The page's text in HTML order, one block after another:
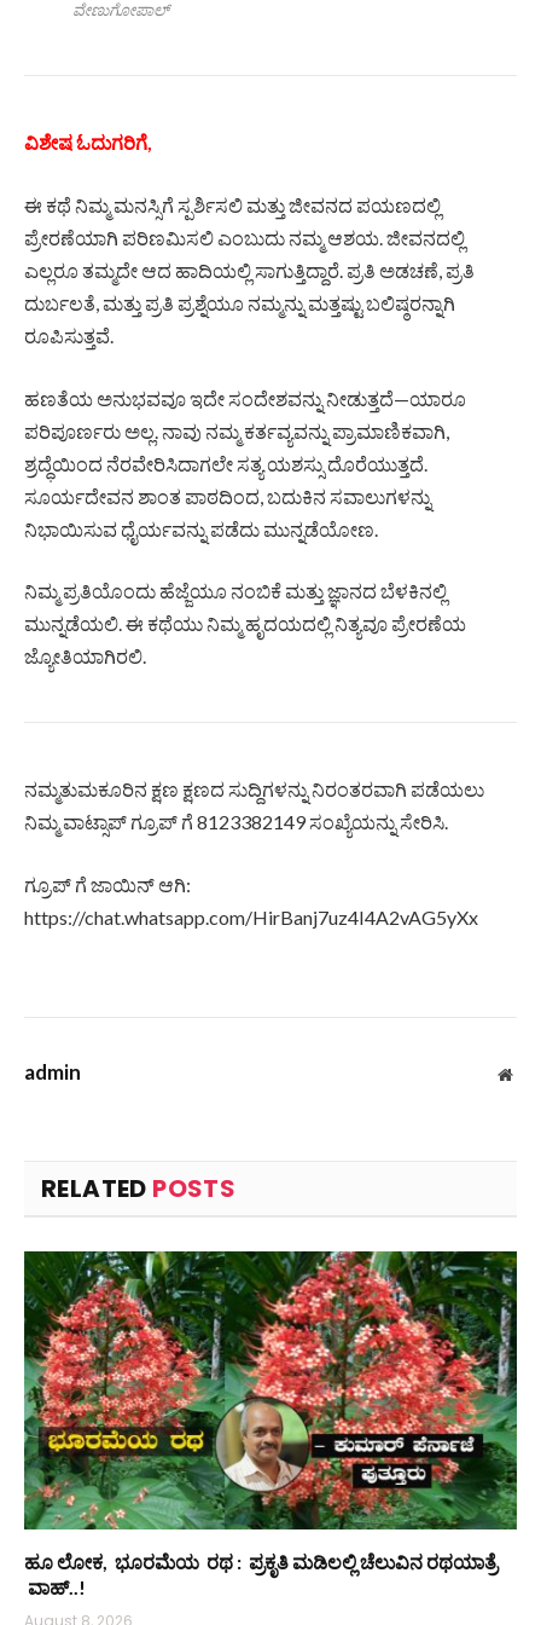
ವೇಣುಗೋಪಾಲ್
ವಿಶೇಷ ಓದುಗರಿಗೆ,
ಈ ಕಥೆ ನಿಮ್ಮ ಮನಸ್ಸಿಗೆ ಸ್ಪರ್ಶಿಸಲಿ ಮತ್ತು ಜೀವನದ ಪಯಣದಲ್ಲಿ
ಪ್ರೇರಣೆಯಾಗಿ ಪರಿಣಮಿಸಲಿ ಎಂಬುದು ನಮ್ಮ ಆಶಯ. ಜೀವನದಲ್ಲಿ
ಎಲ್ಲರೂ ತಮ್ಮದೇ ಆದ ಹಾದಿಯಲ್ಲಿ ಸಾಗುತ್ತಿದ್ದಾರೆ. ಪ್ರತಿ ಅಡಚಣೆ, ಪ್ರತಿ
ದುರ್ಬಲತೆ, ಮತ್ತು ಪ್ರತಿ ಪ್ರಶ್ನೆಯೂ ನಮ್ಮನ್ನು ಮತ್ತಷ್ಟು ಬಲಿಷ್ಠರನ್ನಾಗಿ
ರೂಪಿಸುತ್ತವೆ.
ಹಣತೆಯ ಅನುಭವವೂ ಇದೇ ಸಂದೇಶವನ್ನು ನೀಡುತ್ತದೆ—ಯಾರೂ
ಪರಿಪೂರ್ಣರು ಅಲ್ಲ. ನಾವು ನಮ್ಮ ಕರ್ತವ್ಯವನ್ನು ಪ್ರಾಮಾಣಿಕವಾಗಿ,
ಶ್ರದ್ಧೆಯಿಂದ ನೆರವೇರಿಸಿದಾಗಲೇ ಸತ್ಯ ಯಶಸ್ಸು ದೊರೆಯುತ್ತದೆ.
ಸೂರ್ಯದೇವನ ಶಾಂತ ಪಾಠದಿಂದ, ಬದುಕಿನ ಸವಾಲುಗಳನ್ನು
ನಿಭಾಯಿಸುವ ಧೈರ್ಯವನ್ನು ಪಡೆದು ಮುನ್ನಡೆಯೋಣ.
ನಿಮ್ಮ ಪ್ರತಿಯೊಂದು ಹೆಜ್ಜೆಯೂ ನಂಬಿಕೆ ಮತ್ತು ಜ್ಞಾನದ ಬೆಳಕಿನಲ್ಲಿ
ಮುನ್ನಡೆಯಲಿ. ಈ ಕಥೆಯು ನಿಮ್ಮ ಹೃದಯದಲ್ಲಿ ನಿತ್ಯವೂ ಪ್ರೇರಣೆಯ
ಜ್ಯೋತಿಯಾಗಿರಲಿ.
ನಮ್ಮತುಮಕೂರಿನ ಕ್ಷಣ ಕ್ಷಣದ ಸುದ್ದಿಗಳನ್ನು ನಿರಂತರವಾಗಿ ಪಡೆಯಲು
ನಿಮ್ಮ ವಾಟ್ಸಾಪ್ ಗ್ರೂಪ್ ಗೆ 8123382149 ಸಂಖ್ಯೆಯನ್ನು ಸೇರಿಸಿ.
ಗ್ರೂಪ್ ಗೆ ಜಾಯಿನ್ ಆಗಿ:
https://chat.whatsapp.com/HirBanj7uz4I4A2vAG5yXx
admin
RELATED POSTS
ಹೂ ಲೋಕ, ಭೂರಮೆಯ ರಥ : ಪ್ರಕೃತಿ ಮಡಿಲಲ್ಲಿ ಚೆಲುವಿನ ರಥಯಾತ್ರೆ
ವಾಹ್..!
August 8, 2026